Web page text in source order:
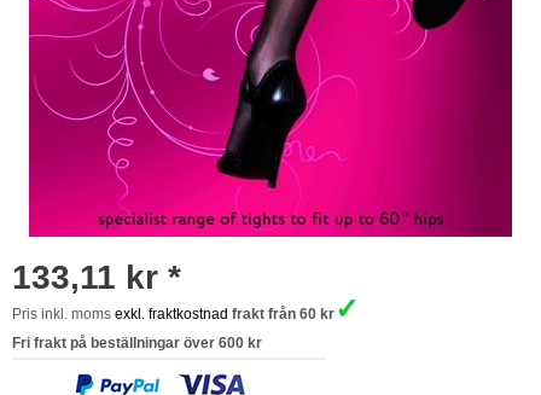
133,11 kr *
Pris inkl. moms exkl. fraktkostnad frakt från 60 kr ✓
Fri frakt på beställningar över 600 kr